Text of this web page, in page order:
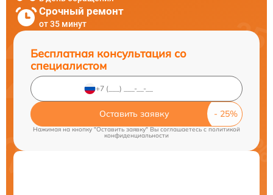
Срочный ремонт
от 35 минут
Бесплатная консультация со
специалистом
Оставить заявку
Нажимая на кнопку "Оставить заявку" Вы соглашаетесь cполитикой
конфиденциальности